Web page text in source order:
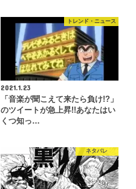
トレンド・ニュース
2021.1.23
「音楽が聞こえて来たら負け!?」
のツイートが急上昇!!あなたはい
くつ知っ…
ネタバレ